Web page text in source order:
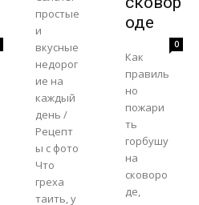
простые
и
вкусные
недорог
ие на
каждый
день /
Рецепт
ы с фото
Что
греха
таить, у
оде
0
Как
правиль
но
пожари
ть
горбушу
на
сковоро
де,